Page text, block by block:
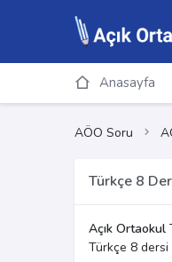
Anasayfa
AÖO Soru
Türkçe 8
Açık Ortaokul
Türkçe 8 dersi